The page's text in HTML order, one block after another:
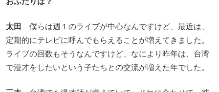
太田
僕らは週１のライブが中心なんですけど、最近は、
定期的にテレビに呼んでもらえることが増えてきました。
ライブの回数もそうなんですけど、なにより昨年は、台湾
で漫才をしたいという子たちとの交流が増えた年でした。